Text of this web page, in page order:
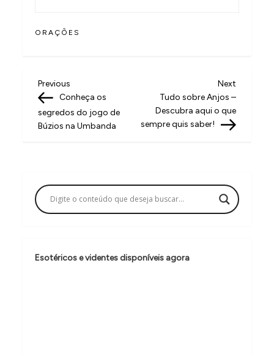
ORAÇÕES
N
a
v
a
ç
o
d
Previous
Post
Previous
Conheça os
segredos do jogo de
Búzios na Umbanda
Next
Post
Next
Tudo sobre Anjos –
Descubra aqui o que
sempre quis saber!
Esotéricos e videntes disponíveis agora